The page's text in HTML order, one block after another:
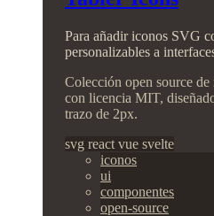
Para añadir iconos SVG
personalizables a
Colección open source
con licencia MIT,
trazo de 2px.
svg react vue svelte
iconos
ui
componentes
open-source